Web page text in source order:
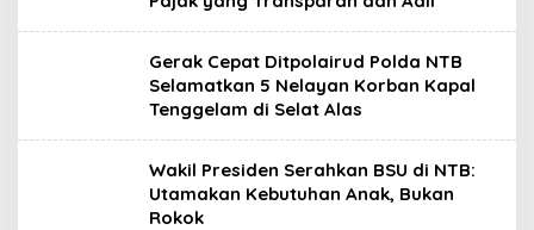
Gerak Cepat Ditpolairud Polda NTB
Selamatkan 5 Nelayan Korban Kapal
Tenggelam di Selat Alas
Wakil Presiden Serahkan BSU di NTB:
Utamakan Kebutuhan Anak, Bukan
Rokok